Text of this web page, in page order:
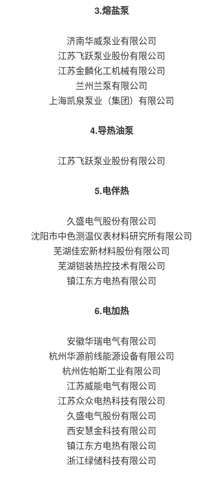
3.熔盐泵
济南华威泵业有限公司
江苏飞跃泵业股份有限公司
江苏金麟化工机械有限公司
兰州兰泵有限公司
上海凯泉泵业（集团）有限公司
4.导热油泵
江苏飞跃泵业股份有限公司
5.电伴热
久盛电气股份有限公司
沈阳市中色测温仪表材料研究所有限公司
芜湖佳宏新材料股份有限公司
芜湖铠装热控技术有限公司
镇江东方电热有限公司
6.电加热
安徽华瑞电气有限公司
杭州华源前线能源设备有限公司
杭州佐帕斯工业有限公司
江苏威能电气有限公司
江苏众众电热科技有限公司
久盛电气股份有限公司
西安慧金科技有限公司
镇江东方电热有限公司
浙江绿储科技有限公司